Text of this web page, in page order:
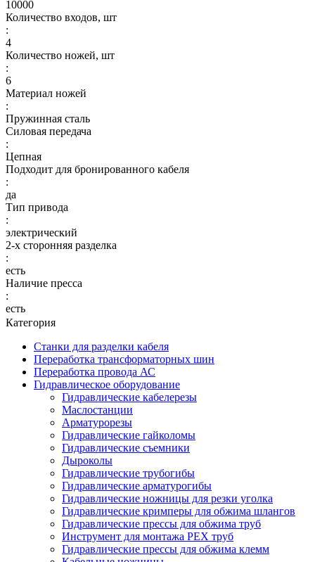
10000
Количество входов, шт
:
4
Количество ножей, шт
:
6
Материал ножей
:
Пружинная сталь
Силовая передача
:
Цепная
Подходит для бронированного кабеля
:
да
Тип привода
:
электрический
2-х сторонняя разделка
:
есть
Наличие пресса
:
есть
Категория
Станки для разделки кабеля
Переработка трансформаторных шин
Переработка провода АС
Гидравлическое оборудование
Гидравлические кабелерезы
Маслостанции
Арматурорезы
Гидравлические гайколомы
Гидравлические съемники
Дыроколы
Гидравлические трубогибы
Гидравлические арматурогибы
Гидравлические ножницы для резки уголка
Гидравлические кримперы для обжима шлангов
Гидравлические прессы для обжима труб
Инструмент для монтажа PEX труб
Гидравлические прессы для обжима клемм